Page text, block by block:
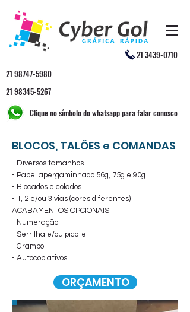
21 3439-0710
21 98747-5980
21 98345-5267
Clique no símbolo do whatsapp para falar conosco
BLOCOS, TALÕES e COMANDAS
- Diversos tamanhos
- Papel apergaminhado 56g, 75g e 90g
- Blocados e colados
- 1, 2 e/ou 3 vias (cores diferentes)
ACABAMENTOS OPCIONAIS:
- Numeração
- Serrilha e/ou picote
- Grampo
- Autocopiativos
ORÇAMENTO